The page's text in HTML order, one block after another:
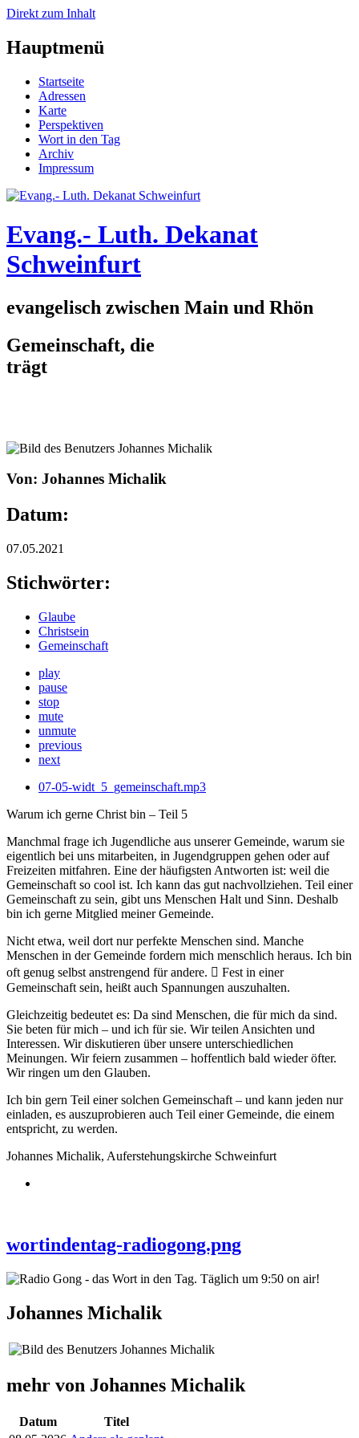
Direkt zum Inhalt
Hauptmenü
Startseite
Adressen
Karte
Perspektiven
Wort in den Tag
Archiv
Impressum
Evang.- Luth. Dekanat
Schweinfurt
evangelisch zwischen Main und Rhön
Gemeinschaft, die
trägt
Von: Johannes Michalik
Datum:
07.05.2021
Stichwörter:
Glaube
Christsein
Gemeinschaft
play
pause
stop
mute
unmute
previous
next
07-05-widt_5_gemeinschaft.mp3
Warum ich gerne Christ bin – Teil 5
Manchmal frage ich Jugendliche aus unserer Gemeinde, warum sie
eigentlich bei uns mitarbeiten, in Jugendgruppen gehen oder auf
Freizeiten mitfahren. Eine der häufigsten Antworten ist: weil die
Gemeinschaft so cool ist. Ich kann das gut nachvollziehen. Teil einer
Gemeinschaft zu sein, gibt uns Menschen Halt und Sinn. Deshalb
bin ich gerne Mitglied meiner Gemeinde.
Nicht etwa, weil dort nur perfekte Menschen sind. Manche
Menschen in der Gemeinde fordern mich menschlich heraus. Ich bin
oft genug selbst anstrengend für andere.  Fest in einer
Gemeinschaft sein, heißt auch Spannungen auszuhalten.
Gleichzeitig bedeutet es: Da sind Menschen, die für mich da sind.
Sie beten für mich – und ich für sie. Wir teilen Ansichten und
Interessen. Wir diskutieren über unsere unterschiedlichen
Meinungen. Wir feiern zusammen – hoffentlich bald wieder öfter.
Wir ringen um den Glauben.
Ich bin gern Teil einer solchen Gemeinschaft – und kann jeden nur
einladen, es auszuprobieren auch Teil einer Gemeinde, die einem
entspricht, zu werden.
Johannes Michalik, Auferstehungskirche Schweinfurt
wortindentag-radiogong.png
Johannes Michalik
mehr von Johannes Michalik
Datum
Titel